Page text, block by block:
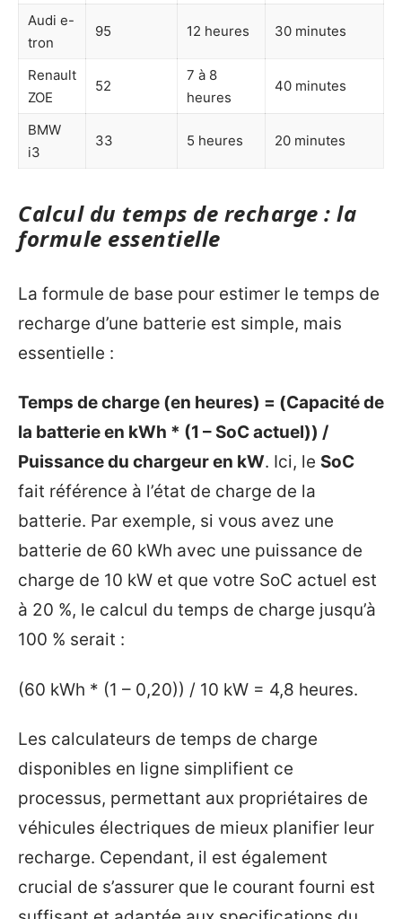
Audi e-
tron
95 12 heures 30 minutes
Renault
ZOE
52
7 à 8
heures
40 minutes
BMW
i3
33 5 heures 20 minutes
Calcul du temps de recharge : la
formule essentielle
La formule de base pour estimer le temps de
recharge d’une batterie est simple, mais
essentielle :
Temps de charge (en heures) = (Capacité de
la batterie en kWh * (1 – SoC actuel)) /
Puissance du chargeur en kW. Ici, le SoC
fait référence à l’état de charge de la
batterie. Par exemple, si vous avez une
batterie de 60 kWh avec une puissance de
charge de 10 kW et que votre SoC actuel est
à 20 %, le calcul du temps de charge jusqu’à
100 % serait :
(60 kWh * (1 – 0,20)) / 10 kW = 4,8 heures.
Les calculateurs de temps de charge
disponibles en ligne simplifient ce
processus, permettant aux propriétaires de
véhicules électriques de mieux planifier leur
recharge. Cependant, il est également
crucial de s’assurer que le courant fourni est